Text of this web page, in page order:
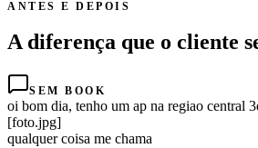
ANTES E DEPOIS
A diferença que o cliente
SEM BOOK
oi bom dia, tenho um ap na regiao central
[foto.jpg]
qualquer coisa me chama